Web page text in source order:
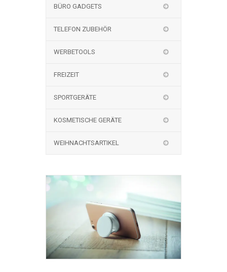
BÜRO GADGETS
TELEFON ZUBEHÖR
WERBETOOLS
FREIZEIT
SPORTGERÄTE
KOSMETISCHE GERÄTE
WEIHNACHTSARTIKEL